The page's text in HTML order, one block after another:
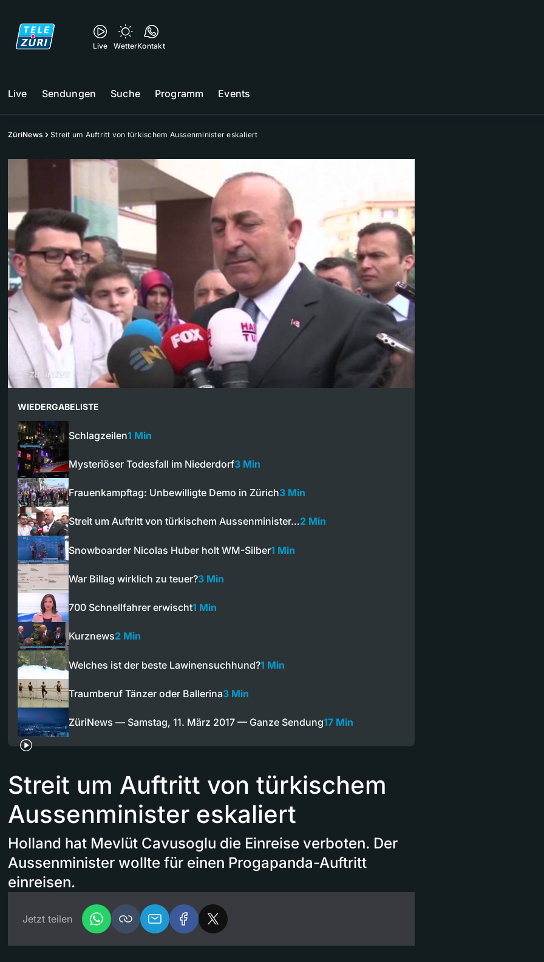
Live WetterKontakt
Live Sendungen Suche Programm Events
ZüriNews Streit um Auftritt von türkischem Aussenminister eskaliert
WIEDERGABELISTE
Schlagzeilen1 Min
Mysteriöser Todesfall im Niederdorf3 Min
Frauenkampftag: Unbewilligte Demo in Zürich3 Min
Streit um Auftritt von türkischem Aussenminister…2 Min
Snowboarder Nicolas Huber holt WM-Silber1 Min
War Billag wirklich zu teuer?3 Min
700 Schnellfahrer erwischt1 Min
Kurznews2 Min
Welches ist der beste Lawinensuchhund?1 Min
Traumberuf Tänzer oder Ballerina3 Min
ZüriNews — Samstag, 11. März 2017 — Ganze Sendung17 Min
Streit um Auftritt von türkischem
Aussenminister eskaliert
Holland hat Mevlüt Cavusoglu die Einreise verboten. Der
Aussenminister wollte für einen Progapanda-Auftritt
einreisen.
Jetzt teilen